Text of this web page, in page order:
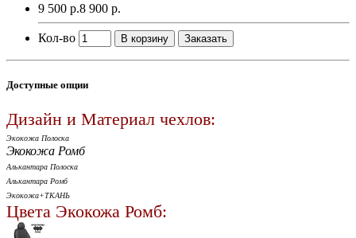
9 500 р.8 900 р.
Кол-во В корзину Заказать
Доступные опции
Дизайн и Материал чехлов:
Экокожа Полоска
Экокожа Ромб
Алькантара Полоска
Алькантара Ромб
Экокожа+ТКАНЬ
Цвета Экокожа Ромб: